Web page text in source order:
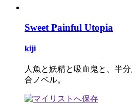
Sweet Painful Utopia
kiji
人魚と妖精と吸血鬼と、半
合ノベル。